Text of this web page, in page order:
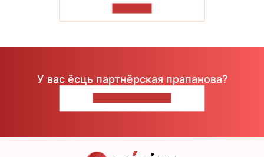
У вас ёсць партнёрская прапанова?